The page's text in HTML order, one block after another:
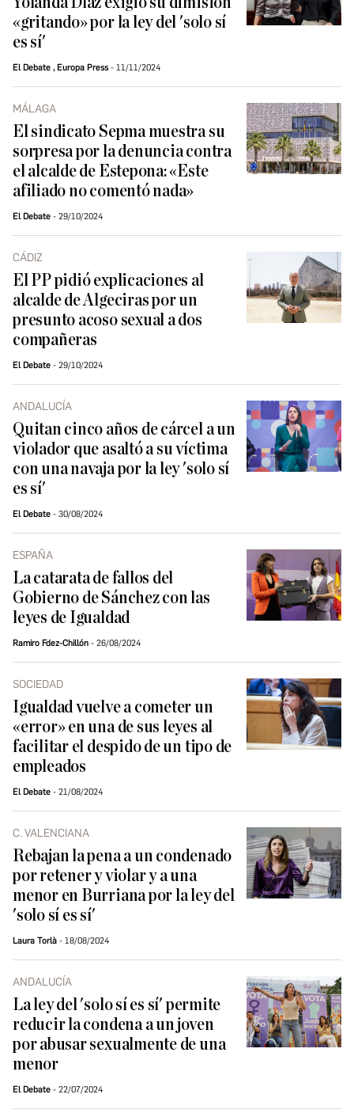
«gritando» por la ley del 'solo sí
es sí'
El Debate , Europa Press 11/11/2024
MÁLAGA
El sindicato Sepma muestra su
sorpresa por la denuncia contra
el alcalde de Estepona: «Este
afiliado no comentó nada»
El Debate 29/10/2024
CÁDIZ
El PP pidió explicaciones al
alcalde de Algeciras por un
presunto acoso sexual a dos
compañeras
El Debate 29/10/2024
ANDALUCÍA
Quitan cinco años de cárcel a un
violador que asaltó a su víctima
con una navaja por la ley 'solo sí
es sí'
El Debate 30/08/2024
ESPAÑA
La catarata de fallos del
Gobierno de Sánchez con las
leyes de Igualdad
Ramiro Fdez-Chillón 26/08/2024
SOCIEDAD
Igualdad vuelve a cometer un
«error» en una de sus leyes al
facilitar el despido de un tipo de
empleados
El Debate 21/08/2024
C. VALENCIANA
Rebajan la pena a un condenado
por retener y violar y a una
menor en Burriana por la ley del
'solo sí es sí'
Laura Torlà 18/08/2024
ANDALUCÍA
La ley del 'solo sí es sí' permite
reducir la condena a un joven
por abusar sexualmente de una
menor
El Debate 22/07/2024